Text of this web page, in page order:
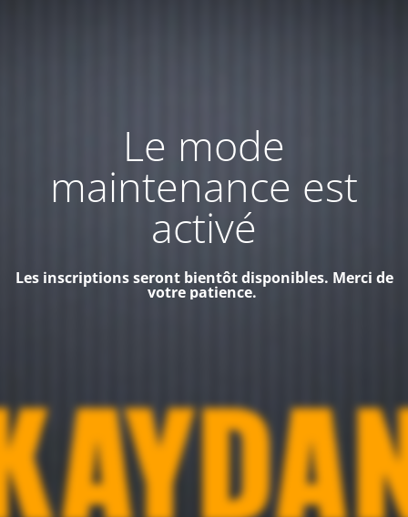
Le mode
maintenance est
activé
Les inscriptions seront bientôt disponibles. Merci de
votre patience.